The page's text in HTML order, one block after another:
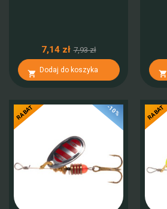
7,14 zł 7,93 zł
 Dodaj do koszyka 
-10%
RABAT RABAT